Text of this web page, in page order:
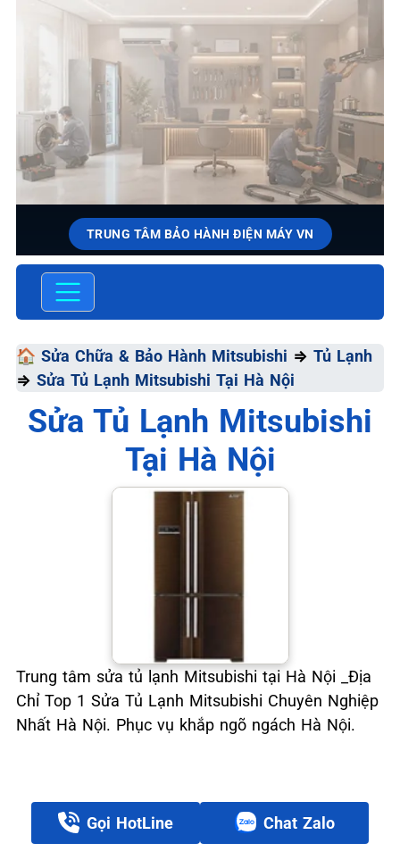
TRUNG TÂM BẢO HÀNH ĐIỆN MÁY VN
SỬA CHỮA & BẢO HÀNH
Đa
📞 09.663.898.33
🏠 Sửa Chữa & Bảo Hành Mitsubishi ⇒ Tủ Lạnh
⇒ Sửa Tủ Lạnh Mitsubishi Tại Hà Nội
Sửa Tủ Lạnh Mitsubishi
Tại Hà Nội
Trung tâm sửa tủ lạnh Mitsubishi tại Hà Nội _Địa
Chỉ Top 1 Sửa Tủ Lạnh Mitsubishi Chuyên Nghiệp
Nhất Hà Nội. Phục vụ khắp ngõ ngách Hà Nội.
Gọi HotLine Chat Zalo